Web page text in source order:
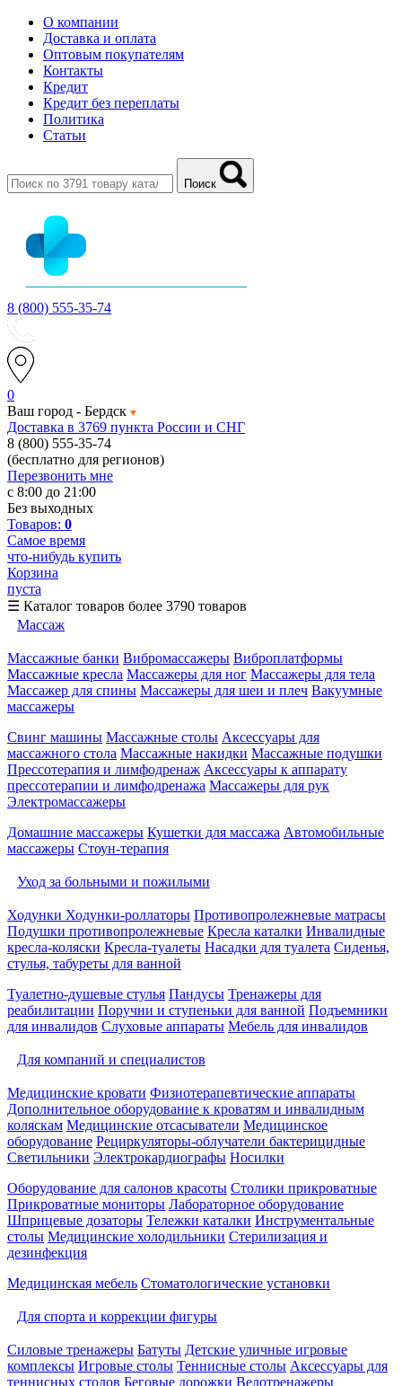
О компании
Доставка и оплата
Оптовым покупателям
Контакты
Кредит
Кредит без переплаты
Политика
Статьи
Поиск
8 (800) 555-35-74
0
Ваш город - Бердск
Доставка в 3769 пункта России и СНГ
8 (800) 555-35-74
(бесплатно для регионов)
Перезвонить мне
с 8:00 до 21:00
Без выходных
Товаров: 0
Самое время
что-нибудь купить
Корзина
пуста
☰ Каталог товаров более 3790 товаров
Массаж
Массажные банки Вибромассажеры Виброплатформы
Массажные кресла Массажеры для ног Массажеры для тела
Массажер для спины Массажеры для шеи и плеч Вакуумные
массажеры
Свинг машины Массажные столы Аксессуары для
массажного стола Массажные накидки Массажные подушки
Прессотерапия и лимфодренаж Аксессуары к аппарату
прессотерапии и лимфодренажа Массажеры для рук
Электромассажеры
Домашние массажеры Кушетки для массажа Автомобильные
массажеры Стоун-терапия
Уход за больными и пожилыми
Ходунки Ходунки-роллаторы Противопролежневые матрасы
Подушки противопролежневые Кресла каталки Инвалидные
кресла-коляски Кресла-туалеты Насадки для туалета Сиденья,
стулья, табуреты для ванной
Туалетно-душевые стулья Пандусы Тренажеры для
реабилитации Поручни и ступеньки для ванной Подъемники
для инвалидов Слуховые аппараты Мебель для инвалидов
Для компаний и специалистов
Медицинские кровати Физиотерапевтические аппараты
Дополнительное оборудование к кроватям и инвалидным
коляскам Медицинские отсасыватели Медицинское
оборудование Рециркуляторы-облучатели бактерицидные
Светильники Электрокардиографы Носилки
Оборудование для салонов красоты Столики прикроватные
Прикроватные мониторы Лабораторное оборудование
Шприцевые дозаторы Тележки каталки Инструментальные
столы Медицинские холодильники Стерилизация и
дезинфекция
Медицинская мебель Стоматологические установки
Для спорта и коррекции фигуры
Силовые тренажеры Батуты Детские уличные игровые
комплексы Игровые столы Теннисные столы Аксессуары для
теннисных столов Беговые дорожки Велотренажеры